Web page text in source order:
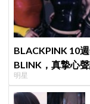
BLACKPINK 10
BLINK，真摯心
明星